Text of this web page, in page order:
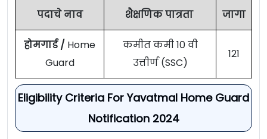
पदाचे नाव शैक्षणिक पात्रता जागा
होमगार्ड / Home
Guard
कमीत कमी 10 वी
उत्तीर्ण (SSC)
121
Eligibility Criteria For Yavatmal Home Guard
Notification 2024